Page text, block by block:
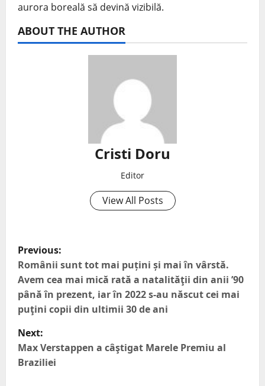
aurora boreală să devină vizibilă.
ABOUT THE AUTHOR
Cristi Doru
Editor
View All Posts
Previous:
Românii sunt tot mai puțini și mai în vârstă.
Avem cea mai mică rată a natalităţii din anii ’90
până în prezent, iar în 2022 s-au născut cei mai
puţini copii din ultimii 30 de ani
Next:
Max Verstappen a câştigat Marele Premiu al
Braziliei